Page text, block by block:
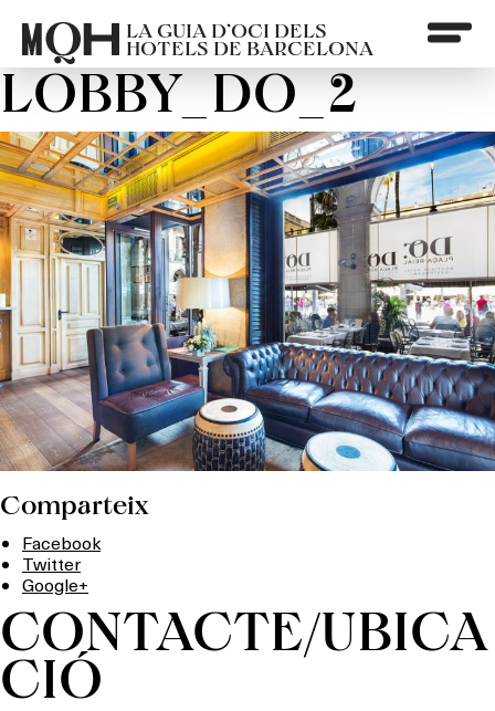
LA GUIA D’OCI DELS
HOTELS DE BARCELONA
LOBBY_DO_2
Comparteix
Facebook
Twitter
Google+
CONTACTE/UBICA
CIÓ